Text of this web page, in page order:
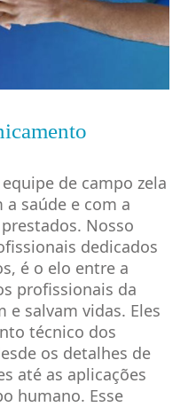
de campo zela
saúde e com a
Nosso
dedicados
é o elo entre a
profissionais da
e salvam vidas. Eles
técnico dos
os detalhes de
até as aplicações
humano. Esse